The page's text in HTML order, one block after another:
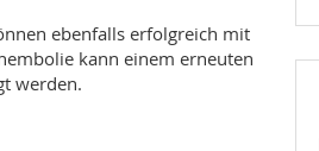
ebenfalls erfolgreich mit
kann einem erneuten
werden.